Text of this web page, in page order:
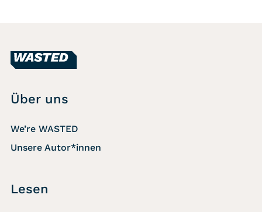
Über uns
We’re WASTED
Unsere Autor*innen
Lesen